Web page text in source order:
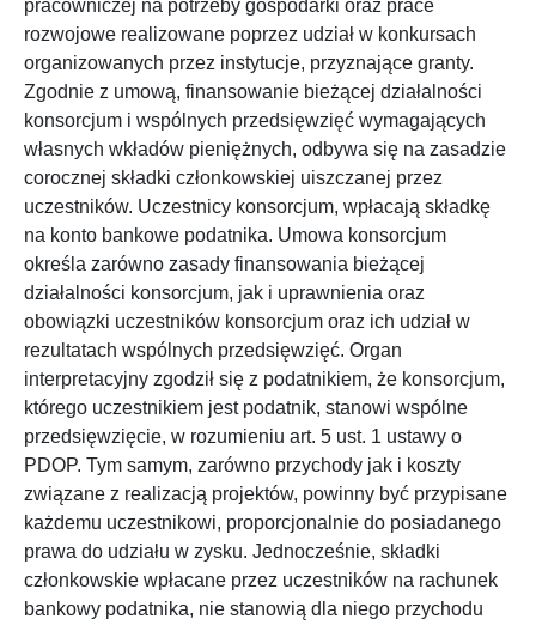
pracowniczej na potrzeby gospodarki oraz prace
rozwojowe realizowane poprzez udział w konkursach
organizowanych przez instytucje, przyznające granty.
Zgodnie z umową, finansowanie bieżącej działalności
konsorcjum i wspólnych przedsięwzięć wymagających
własnych wkładów pieniężnych, odbywa się na zasadzie
corocznej składki członkowskiej uiszczanej przez
uczestników. Uczestnicy konsorcjum, wpłacają składkę
na konto bankowe podatnika. Umowa konsorcjum
określa zarówno zasady finansowania bieżącej
działalności konsorcjum, jak i uprawnienia oraz
obowiązki uczestników konsorcjum oraz ich udział w
rezultatach wspólnych przedsięwzięć. Organ
interpretacyjny zgodził się z podatnikiem, że konsorcjum,
którego uczestnikiem jest podatnik, stanowi wspólne
przedsięwzięcie, w rozumieniu art. 5 ust. 1 ustawy o
PDOP. Tym samym, zarówno przychody jak i koszty
związane z realizacją projektów, powinny być przypisane
każdemu uczestnikowi, proporcjonalnie do posiadanego
prawa do udziału w zysku. Jednocześnie, składki
członkowskie wpłacane przez uczestników na rachunek
bankowy podatnika, nie stanowią dla niego przychodu